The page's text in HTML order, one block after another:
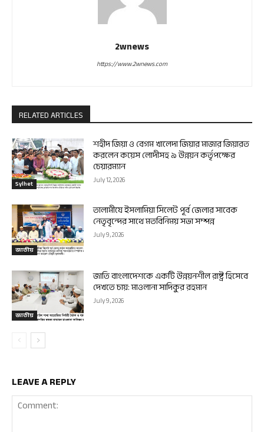
2wnews
https://www.2wnews.com
RELATED ARTICLES
Sylhet
শহীদ জিয়া ও বেগম খালেদা জিয়ার মাজার জিয়ারত
করলেন কয়েস লোদীসহ ৯ উন্নয়ন কর্তৃপক্ষের
চেয়ারম্যান
July 12, 2026
জাতীয়
তালামীযে ইসলামিয়া সিলেট পূর্ব জেলার সাবেক
নেতৃবৃন্দের সাথে মতবিনিময় সভা সম্পন্ন
July 9, 2026
জাতীয়
জাতি বাংলাদেশকে একটি উন্নয়নশীল রাষ্ট্র হিসেবে
দেখতে চায়: মাওলানা সাদিকুর রহমান
July 9, 2026
LEAVE A REPLY